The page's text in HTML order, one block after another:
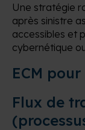
Une stratégie
après sinistre
accessibles et
cybernétique
ECM
Flux de